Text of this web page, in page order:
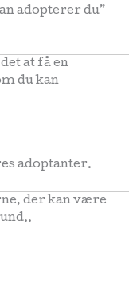
adopterer du”
at få en
du kan
adoptanter.
der kan være